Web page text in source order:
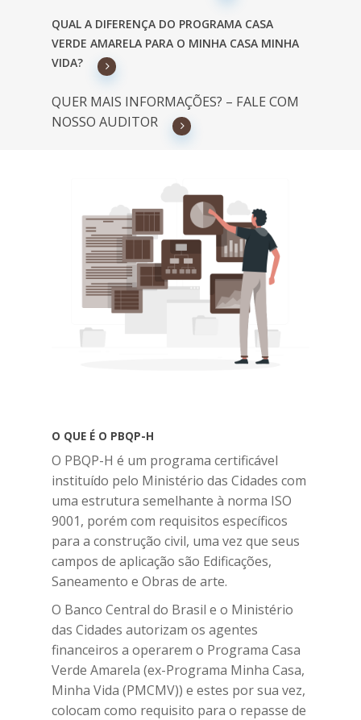
QUAL A DIFERENÇA DO PROGRAMA CASA
VERDE AMARELA PARA O MINHA CASA MINHA
VIDA?
QUER MAIS INFORMAÇÕES? – FALE COM
NOSSO AUDITOR
O QUE É O PBQP-H
O PBQP-H é um programa certificável
instituído pelo Ministério das Cidades com
uma estrutura semelhante à norma ISO
9001, porém com requisitos específicos
para a construção civil, uma vez que seus
campos de aplicação são Edificações,
Saneamento e Obras de arte.
O Banco Central do Brasil e o Ministério
das Cidades autorizam os agentes
financeiros a operarem o Programa Casa
Verde Amarela (ex-Programa Minha Casa,
Minha Vida (PMCMV)) e estes por sua vez,
colocam como requisito para o repasse de